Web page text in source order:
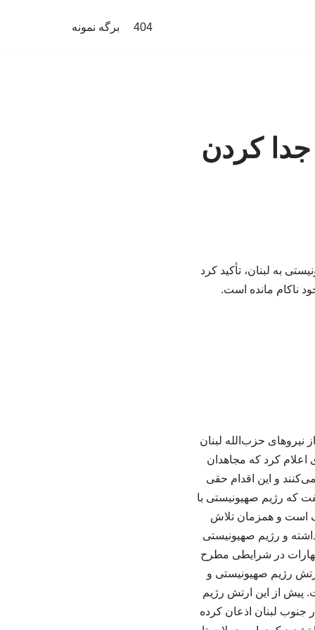
404 برگه نمونه
جدا کردن
به لبنان، تأکید کرد
ناکام مانده است.
نیروهای حزب‌الله لبنان
اعلام کرد که مجاهدان
و این اقدام حقی
که رژیم صهیونیستی با
است و همزمان تلاش
و رژیم صهیونیستی
در شرایطی مطرح
رژیم صهیونیستی و
پیش از این ارتش رژیم
حزب‌الله در جنوب لبنان اذعان کرده